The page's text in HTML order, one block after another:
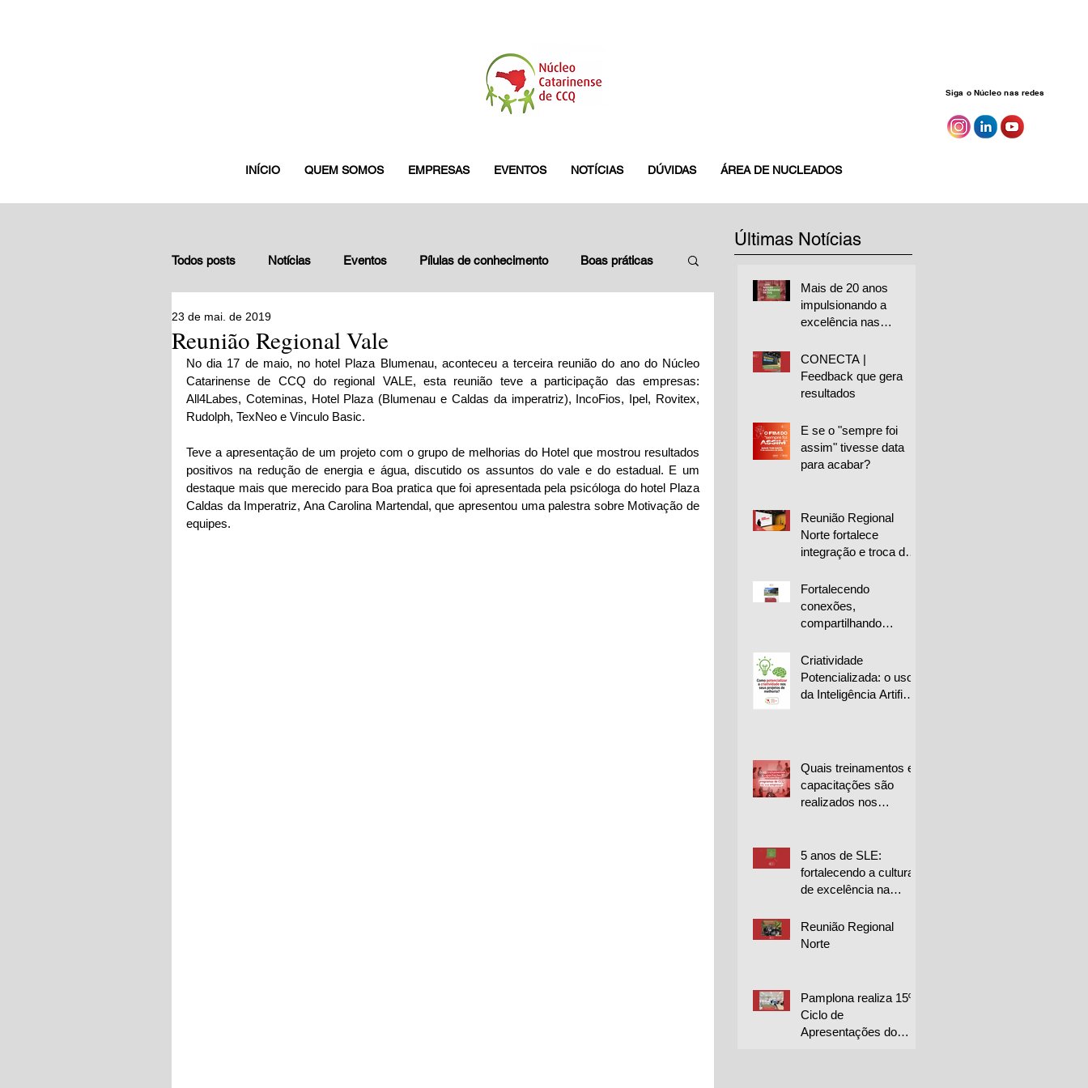
Siga o Núcleo nas redes
INÍCIO QUEM SOMOS EMPRESAS EVENTOS NOTÍCIAS DÚVIDAS ÁREA DE NUCLEADOS
Todos posts Notícias Eventos Pílulas de conhecimento Boas práticas
Depoimentos de gestores nucleados
Reunião Regional Vale
23 de mai. de 2019
No dia 17 de maio, no hotel Plaza Blumenau, aconteceu a terceira reunião do ano do Núcleo
Catarinense de CCQ do regional VALE, esta reunião teve a participação das empresas:
All4Labes, Coteminas, Hotel Plaza (Blumenau e Caldas da imperatriz), IncoFios, Ipel, Rovitex,
Rudolph, TexNeo e Vinculo Basic.
Teve a apresentação de um projeto com o grupo de melhorias do Hotel que mostrou resultados
positivos na redução de energia e água, discutido os assuntos do vale e do estadual. E um
destaque mais que merecido para Boa pratica que foi apresentada pela psicóloga do hotel Plaza
Caldas da Imperatriz, Ana Carolina Martendal, que apresentou uma palestra sobre Motivação de
equipes.
Últimas Notícias
Mais de 20 anos
impulsionando a
excelência nas
CONECTA |
Feedback que gera
resultados
E se o "sempre foi
assim" tivesse data
para acabar?
Reunião Regional
Norte fortalece
integração e troca de
empresas
Fortalecendo
conexões,
compartilhando
impulsionando a
melhoria contínua
Criatividade
Potencializada: o uso
da Inteligência Artificial
Quais treinamentos e
capacitações são
realizados nos
5 anos de SLE:
fortalecendo a cultura
de excelência na
Reunião Regional
Norte
Pamplona realiza 15º
Ciclo de
Apresentações do